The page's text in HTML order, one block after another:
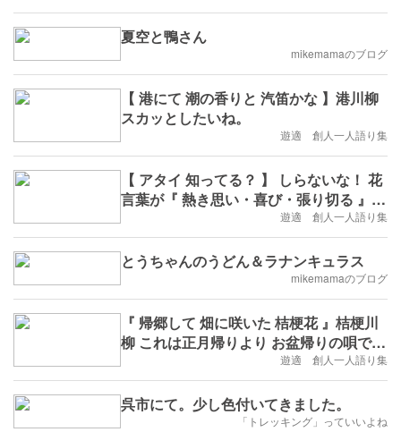
夏空と鴨さん
mikemamaのブログ
【 港にて 潮の香りと 汽笛かな 】港川柳
スカッとしたいね。
遊適 創人一人語り集
【 アタイ 知ってる？ 】 しらないな！ 花
言葉が『 熱き思い・喜び・張り切る 』い
遊適 創人一人語り集
とうちゃんのうどん＆ラナンキュラス
mikemamaのブログ
『 帰郷して 畑に咲いた 桔梗花 』桔梗川
柳 これは正月帰りより お盆帰りの唄で
遊適 創人一人語り集
呉市にて。少し色付いてきました。
「トレッキング」っていいよね